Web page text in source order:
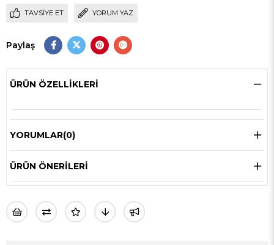
TAVSIYE ET YORUM YAZ
Paylaş
ÜRÜN ÖZELLIKLERI
YORUMLAR(0)
ÜRÜN ÖNERILERI